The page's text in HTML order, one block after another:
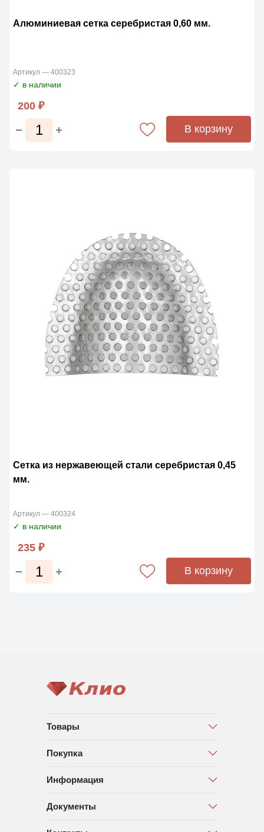
Алюминиевая сетка серебристая 0,60 мм.
Артикул — 400323
✓ в наличии
200 ₽
В корзину
Сетка из нержавеющей стали серебристая 0,45
мм.
Артикул — 400324
✓ в наличии
235 ₽
В корзину
Товары
Покупка
Информация
Документы